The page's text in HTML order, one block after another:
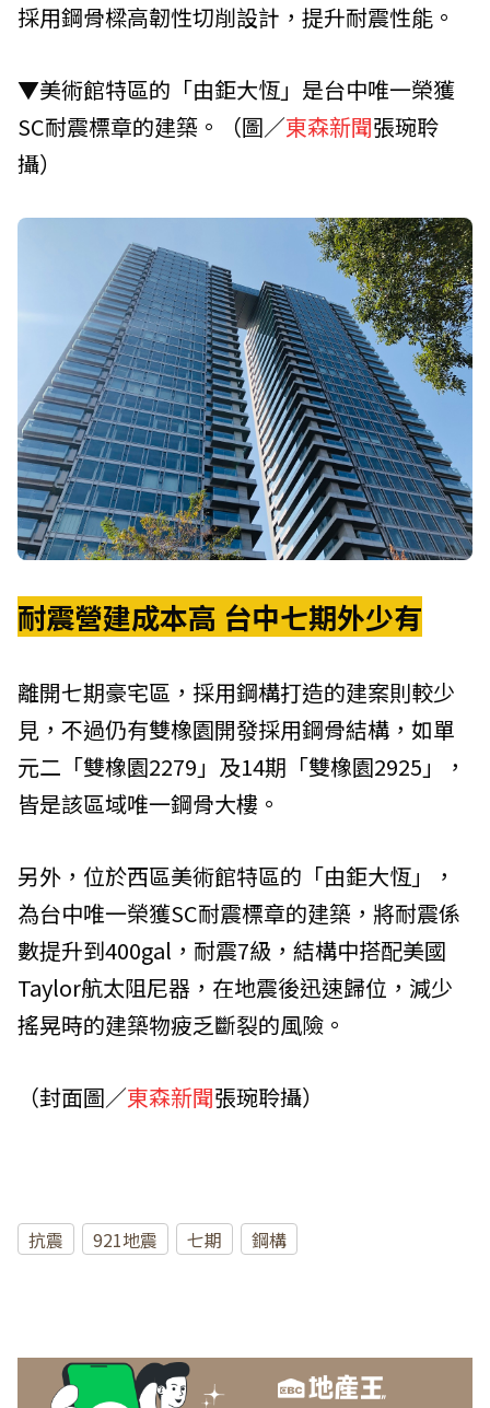
採用鋼骨樑高韌性切削設計，提升耐震性能。
▼美術館特區的「由鉅大恆」是台中唯一榮獲
SC耐震標章的建築。（圖／東森新聞張琬聆
攝）
耐震營建成本高 台中七期外少有
離開七期豪宅區，採用鋼構打造的建案則較少
見，不過仍有雙橡園開發採用鋼骨結構，如單
元二「雙橡園2279」及14期「雙橡園2925」，
皆是該區域唯一鋼骨大樓。
另外，位於西區美術館特區的「由鉅大恆」，
為台中唯一榮獲SC耐震標章的建築，將耐震係
數提升到400gal，耐震7級，結構中搭配美國
Taylor航太阻尼器，在地震後迅速歸位，減少
搖晃時的建築物疲乏斷裂的風險。
（封面圖／東森新聞張琬聆攝）
抗震 921地震 七期 鋼構